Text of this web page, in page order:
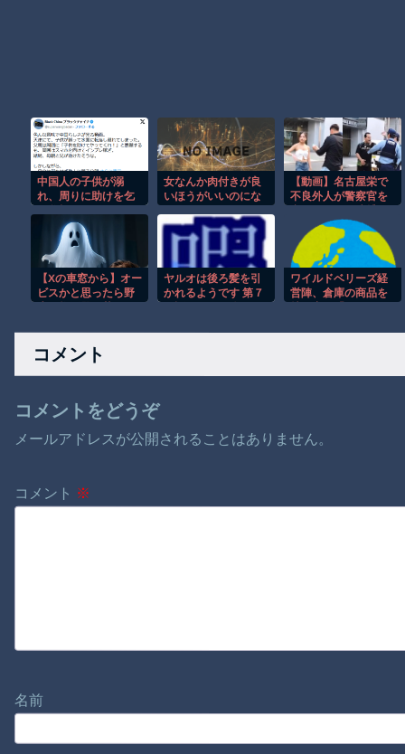
中国人の子供が溺
れ、周りに助けを乞
向けてインプレ稼ぎ
の見物人
女なんか肉付きが良
いほうがいいのにな
の？
【動画】名古屋栄で
不良外人が警察官を
ろやｗｗｗ
【Xの車窓から】オー
ビスかと思ったら野
ヤルオは後ろ髪を引
かれるようです 第７
ワイルドベリーズ経
営陣、倉庫の商品を
して処理…ロシア当
コメント
コメントをどうぞ
メールアドレスが公開されることはありません。
コメント ※
名前